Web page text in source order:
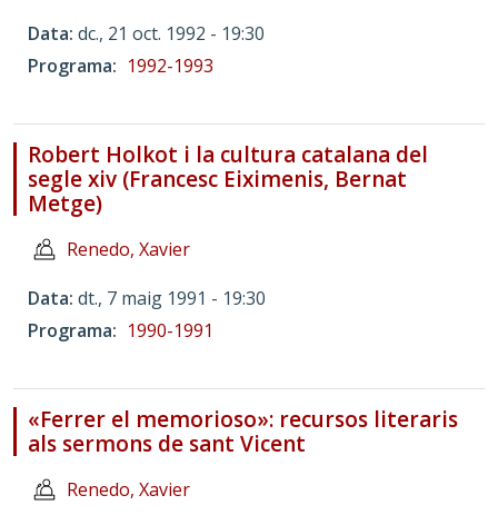
Data dc., 21 oct. 1992 - 19:30
Programa
1992-1993
Robert Holkot i la cultura catalana del
segle xiv (Francesc Eiximenis, Bernat
Metge)
Renedo, Xavier
Data dt., 7 maig 1991 - 19:30
Programa
1990-1991
«Ferrer el memorioso»: recursos literaris
als sermons de sant Vicent
Renedo, Xavier